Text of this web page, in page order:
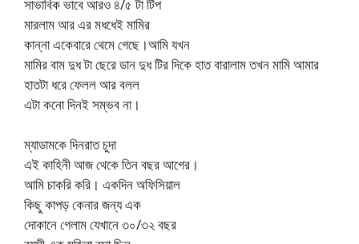
সাভাবিক ভাবে আরও ৪/৫ টা টিপ
মারলাম আর এর মধধেই মামির
কান্না একেবারে থেমে গেছে।আমি যখন
মামির বাম দুধ টা ছেরে ডান দুধ টির দিকে হাত বারালাম তখন মামি আমার
হাতটা ধরে ফেলল আর বলল
এটা কনো দিনই সম্ভব না।
ম্যাডামকে দিনরাত চুদা
এই কাহিনী আজ থেকে তিন বছর আগের।
আমি চাকরি করি। একদিন অফিসিয়াল
কিছু কাপড় কেনার জন্য এক
দোকানে গেলাম যেখানে ৩০/৩২ বছর